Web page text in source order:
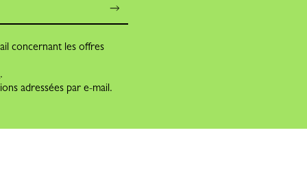
concernant les offres
.
adressées par e-mail.